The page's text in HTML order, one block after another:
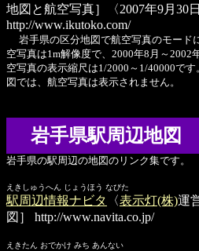
地図と航空写真］〈2007年9月30
http://www.ikutoko.com/
岩手県の区分地図で航空写真のモード
空写真は1m解像度で、2000年8月～2002
空写真の表示縮尺は1/2000～1/40000で
図では、航空写真は表示されません。
岩手県駅周辺地図
岩手県の駅周辺の地図のリンク集です。
えきしゅうへん じょうほう なびた
駅周辺情報ナビタ 〈表示灯(株)運
図］
http://www.navita.co.jp/
えきたん おでかけ みち あんない